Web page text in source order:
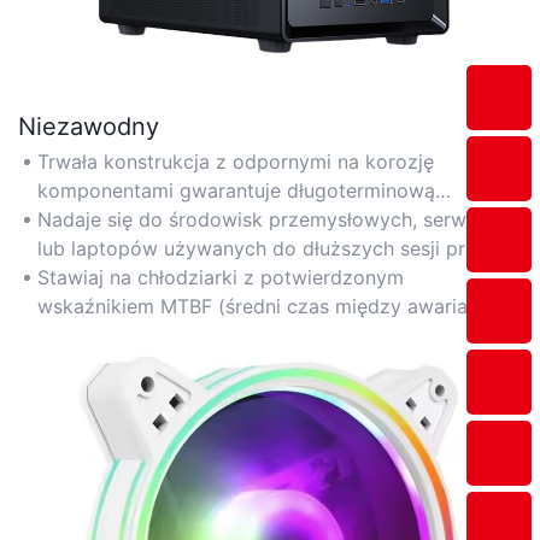
Niezawodny
Trwała konstrukcja z odpornymi na korozję
komponentami gwarantuje długoterminową
stabilność, nawet w warunkach ciągłego dużego
obciążenia.
Nadaje się do środowisk przemysłowych, serwerów
lub laptopów używanych do dłuższych sesji pracy.
Stawiaj na chłodziarki z potwierdzonym
wskaźnikiem MTBF (średni czas między awariami) i